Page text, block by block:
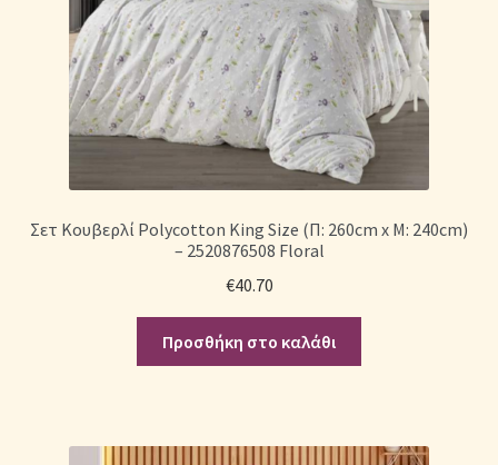
Σετ Κουβερλί Polycotton King Size (Π: 260cm x Μ: 240cm)
– 2520876508 Floral
€40.70
Προσθήκη στο καλάθι